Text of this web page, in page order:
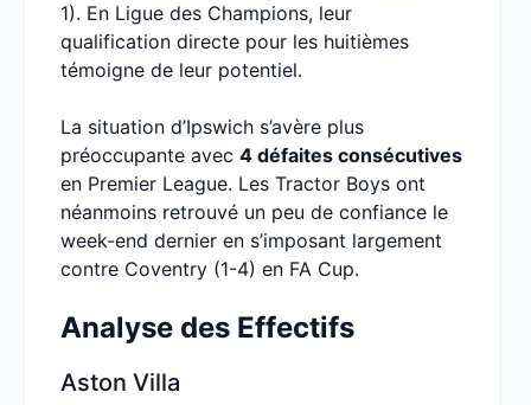
1). En Ligue des Champions, leur
qualification directe pour les huitièmes
témoigne de leur potentiel.
La situation d’Ipswich s’avère plus
préoccupante avec 4 défaites consécutives
en Premier League. Les Tractor Boys ont
néanmoins retrouvé un peu de confiance le
week-end dernier en s’imposant largement
contre Coventry (1-4) en FA Cup.
Analyse des Effectifs
Aston Villa